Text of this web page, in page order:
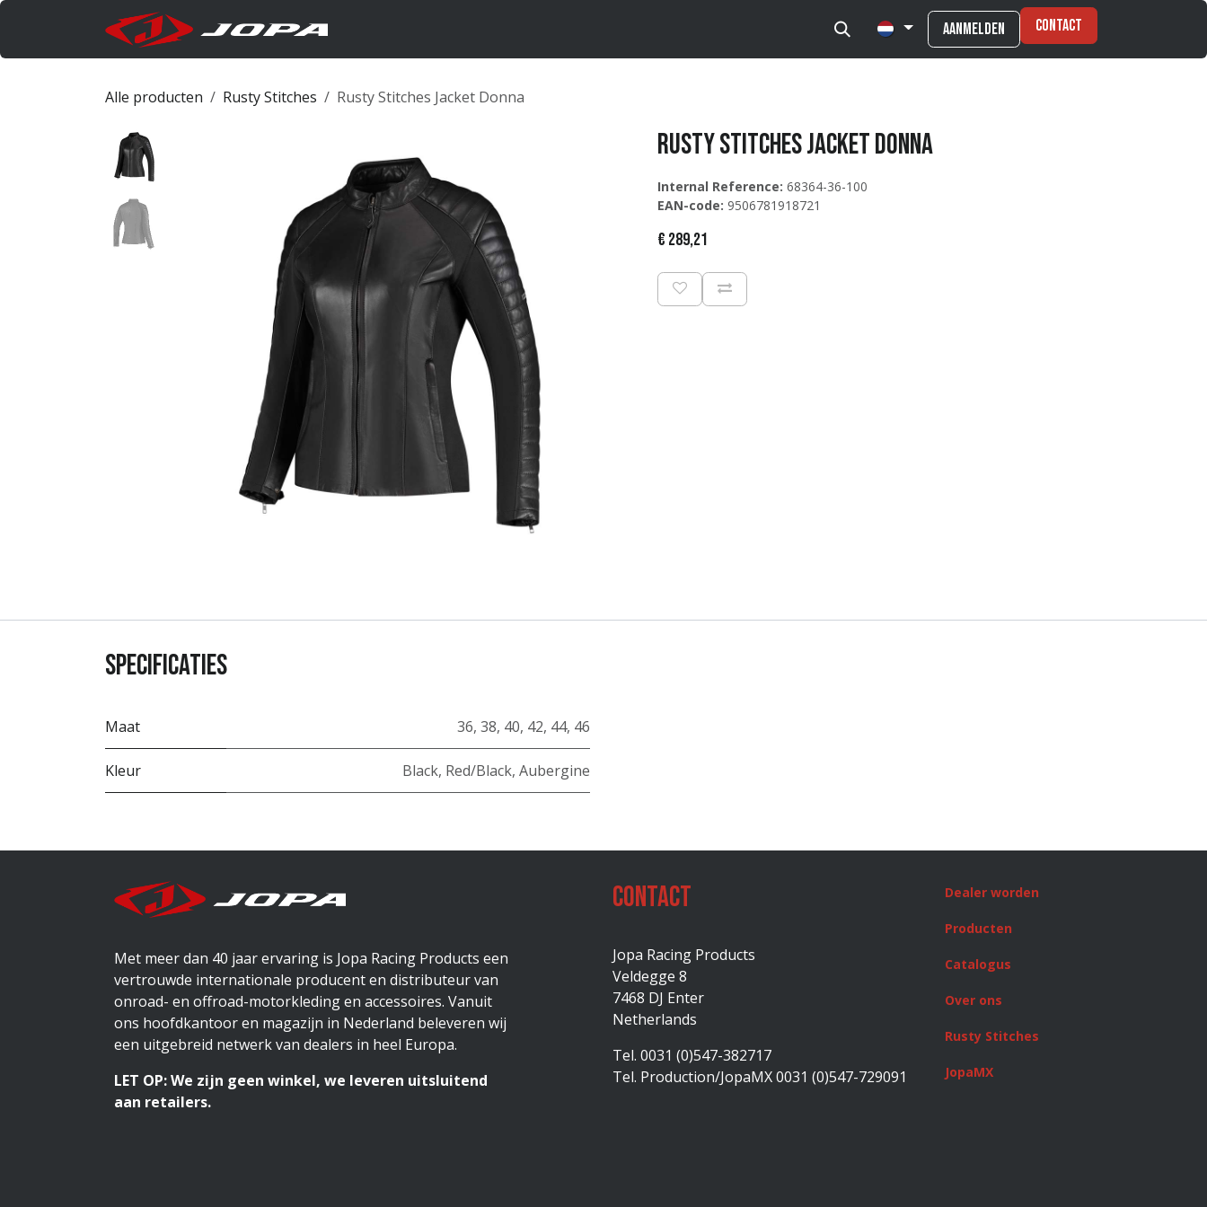
Overslaan naar inhoud
Aanmelden Contact
Alle producten Rusty Stitches Rusty Stitches Jacket Donna
Rusty Stitches Jacket Donna
Internal Reference: 68364-36-100
EAN-code: 9506781918721
€ 289,21
Specificaties
Maat 36, 38, 40, 42, 44, 46
Kleur Black, Red/Black, Aubergine
Met meer dan 40 jaar ervaring is Jopa Racing Products een
vertrouwde internationale producent en distributeur van
onroad- en offroad-motorkleding en accessoires. Vanuit
ons hoofdkantoor en magazijn in Nederland beleveren wij
een uitgebreid netwerk van dealers in heel Europa.
LET OP: We zijn geen winkel, we leveren uitsluitend
aan retailers.
Contact
Jopa Racing Products
Veldegge 8
7468 DJ Enter
Netherlands
Tel. 0031 (0)547-382717
Tel. Production/JopaMX 0031 (0)547-729091
Dealer worden
Producten
Catalogus
Over ons
Rusty Stitches
JopaMX